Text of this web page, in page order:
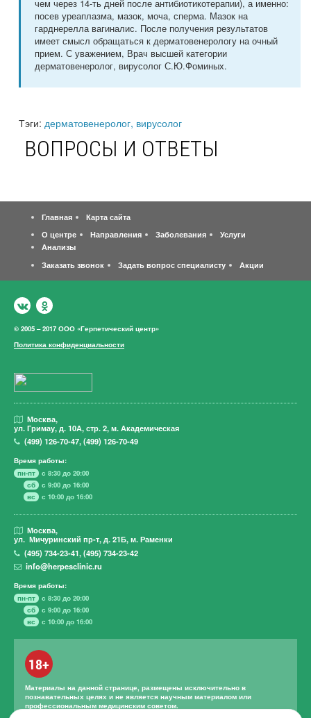
чем через 14-ть дней после антибиотикотерапии), а именно:
посев уреаплазма, мазок, моча, сперма. Мазок на
гарднерелла вагиналис. После получения результатов
имеет смысл обращаться к дерматовенерологу на очный
прием. С уважением, Врач высшей категории
дерматовенеролог, вирусолог С.Ю.Фоминых.
Тэги: дерматовенеролог, вирусолог
ВОПРОСЫ И ОТВЕТЫ
Главная
Карта сайта
О центре
Направления Заболевания
Услуги
Анализы
Заказать звонок
Задать вопрос специалисту Акции
© 2005 – 2017 ООО «Герпетический центр»
Политика конфиденциальности
Москва,
ул. Гримау, д. 10А, стр. 2, м. Академическая
(499)126-70-47,(499)126-70-49
Время работы:
пн-пт
с 8:30 до 20:00
сб
с 9:00 до 16:00
вс
с 10:00 до 16:00
Москва,
ул. Мичуринский пр-т,д. 21Б, м. Раменки
(495)734-23-41,(495)734-23-42
info@herpesclinic.ru
Время работы:
пн-пт
с 8:30 до 20:00
сб
с 9:00 до 16:00
вс
с 10:00 до 16:00
18+
Материалы на данной странице, размещены исключительно в
познавательных целях и не является научным материалом или
профессиональным медицинским советом.